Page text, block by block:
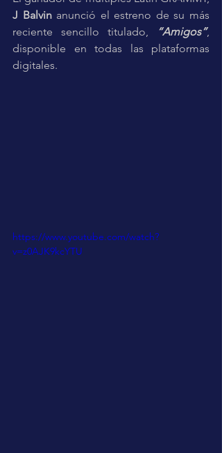
J Balvin anunció el estreno de su más
reciente sencillo titulado,
“Amigos”,
disponible en todas las plataformas
digitales.
https://www.youtube.com/watch?
v=z0AJK9kcYTU